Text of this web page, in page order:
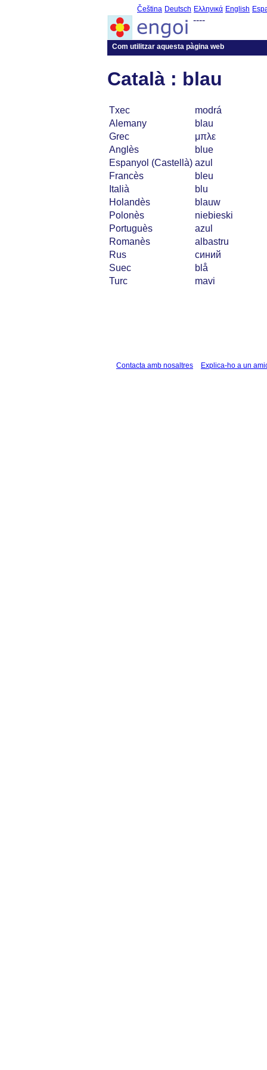
Čeština Deutsch Ελληνικά English
----
Com utilitzar aquesta pàgina web
Català : blau
Txec
modrá
Alemany
blau
Grec
μπλε
Anglès
blue
Espanyol (Castellà) azul
Francès
bleu
Italià
blu
Holandès
blauw
Polonès
niebieski
Portuguès
azul
Romanès
albastru
Rus
синий
Suec
blå
Turc
mavi
Contacta amb nosaltres Explica-ho a un